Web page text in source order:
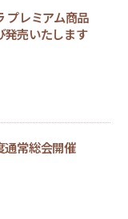
プレミアム商品
発売いたします
通常総会開催